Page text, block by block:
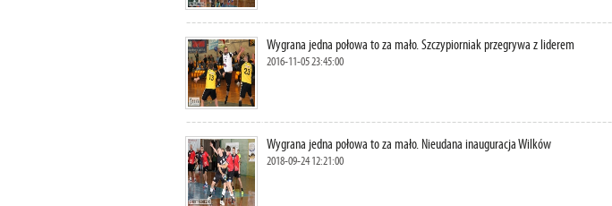
Wygrana jedna połowa to za mało. Szczypiorniak przegrywa z liderem
2016-11-05 23:45:00
Wygrana jedna połowa to za mało. Nieudana inauguracja Wilków
2018-09-24 12:21:00